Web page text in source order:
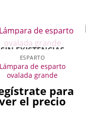
SIN EXISTENCIAS
ESPARTO
Lámpara de esparto
ovalada grande
para
el precio